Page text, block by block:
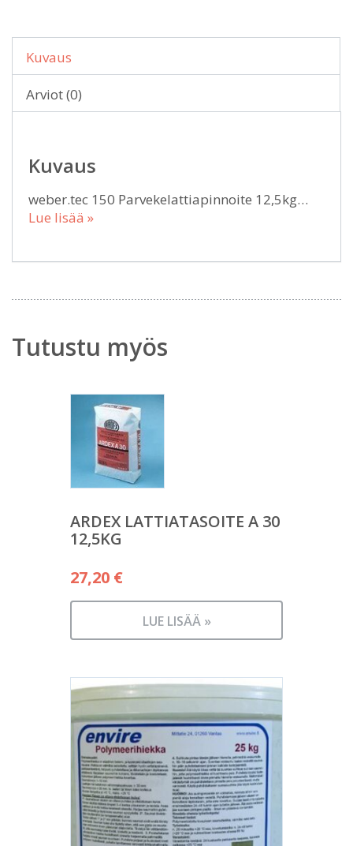
Kuvaus
Arviot (0)
Kuvaus
weber.tec 150 Parvekelattiapinnoite 12,5kg…
Lue lisää »
Tutustu myös
ARDEX LATTIATASOITE A 30
12,5KG
27,20 €
LUE LISÄÄ »